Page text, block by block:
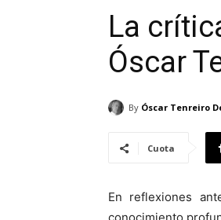
La
Óscar
By Óscar Tenreiro
Cuota
En reflexiones